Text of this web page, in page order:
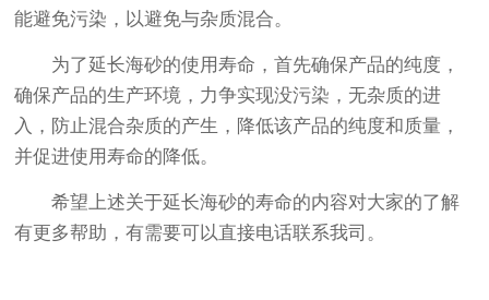
能避免污染，以避免与杂质混合。
为了延长海砂的使用寿命，首先确保产品的纯度，
确保产品的生产环境，力争实现没污染，无杂质的进
入，防止混合杂质的产生，降低该产品的纯度和质量，
并促进使用寿命的降低。
希望上述关于延长海砂的寿命的内容对大家的了解
有更多帮助，有需要可以直接电话联系我司。